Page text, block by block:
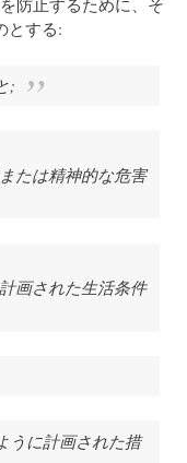
防止するために、そ
とする:
;
たは精神的な危害
画された生活条件
うに計画された措